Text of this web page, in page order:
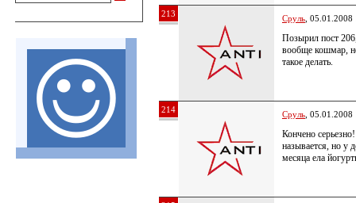
213 Сруль ,
Позырил пост
вообще кошмар,
такое делать.
214 Сруль ,
Кончено
называется, но у
месяца ела